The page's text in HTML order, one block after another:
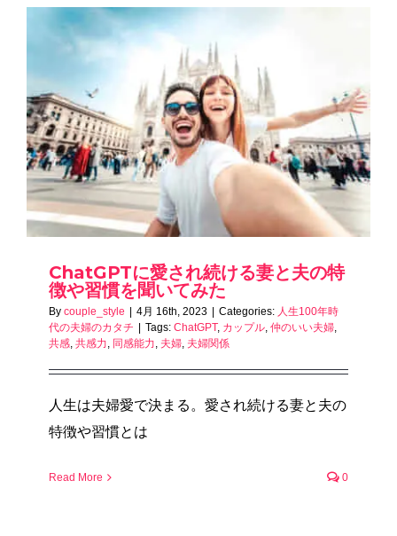
ChatGPTに愛され続ける妻と夫の特
徴や習慣を聞いてみた
By couple_style 4月 16th, 2023 Categories: 人生100年時
代の夫婦のカタチ
Tags: ChatGPT, カップル, 仲のいい夫婦,
共感, 共感力, 同感能力, 夫婦, 夫婦関係
人生は夫婦愛で決まる。愛され続ける妻と夫の
特徴や習慣とは
Read More 0